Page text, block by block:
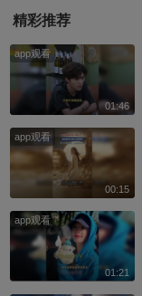
精彩推荐
app观看
01:46
app观看
00:15
app观看
01:21